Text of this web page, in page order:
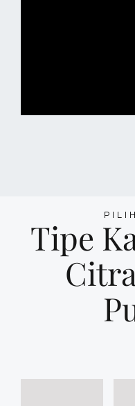
Tipe